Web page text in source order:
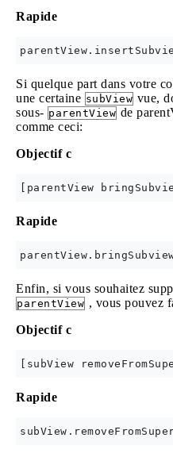
Rapide
Si quelque part dans votre
une certaine subView vue,
sous- parentView de
comme ceci:
Objectif c
Rapide
Enfin, si vous souhaitez
parentView , vous pouvez
Objectif c
Rapide